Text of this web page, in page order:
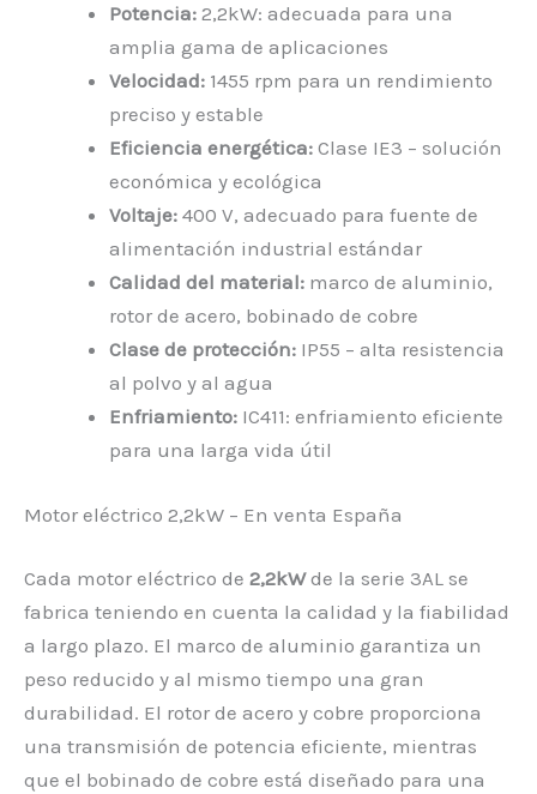
Potencia: 2,2kW: adecuada para una
amplia gama de aplicaciones
Velocidad: 1455 rpm para un rendimiento
preciso y estable
Eficiencia energética: Clase IE3 – solución
económica y ecológica
Voltaje: 400 V, adecuado para fuente de
alimentación industrial estándar
Calidad del material: marco de aluminio,
rotor de acero, bobinado de cobre
Clase de protección: IP55 – alta resistencia
al polvo y al agua
Enfriamiento: IC411: enfriamiento eficiente
para una larga vida útil
Motor eléctrico 2,2kW – En venta España
Cada motor eléctrico de 2,2kWde la serie 3AL se
fabrica teniendo en cuenta la calidad y la fiabilidad
a largo plazo. El marco de aluminio garantiza un
peso reducido y al mismo tiempo una gran
durabilidad. El rotor de acero y cobre proporciona
una transmisión de potencia eficiente, mientras
que el bobinado de cobre está diseñado para una